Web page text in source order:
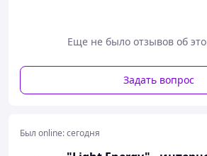
Прочная металлическая рама–
Мягкий, съемный матрас
легко очищается
и головы
Еще не было отзывов об
Задать вопрос
Был online:сегодня